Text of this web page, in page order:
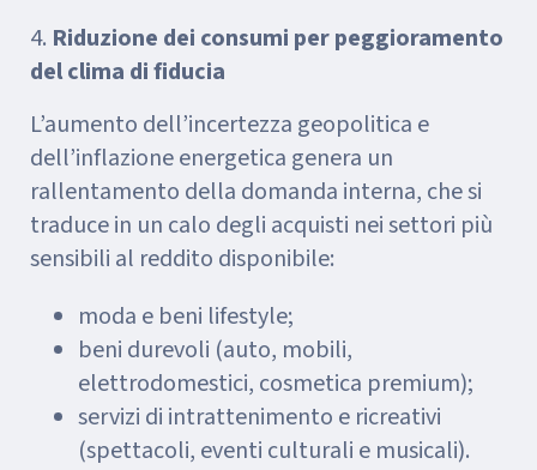
4. Riduzione dei consumi per peggioramento
del clima di fiducia
L’aumento dell’incertezza geopolitica e
dell’inflazione energetica genera un
rallentamento della domanda interna, che si
traduce in un calo degli acquisti nei settori più
sensibili al reddito disponibile:
moda e beni lifestyle;
beni durevoli (auto, mobili,
elettrodomestici, cosmetica premium);
servizi di intrattenimento e ricreativi
(spettacoli, eventi culturali e musicali).